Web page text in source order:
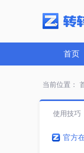
首页
当前位置：
使用技巧
官方